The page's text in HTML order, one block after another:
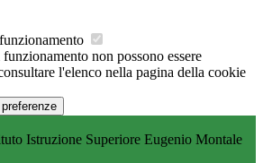
non possono essere
l'elenco nella pagina della cookie
Istruzione Superiore Eugenio Montale